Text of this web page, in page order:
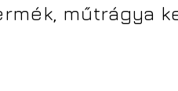
műtrágya